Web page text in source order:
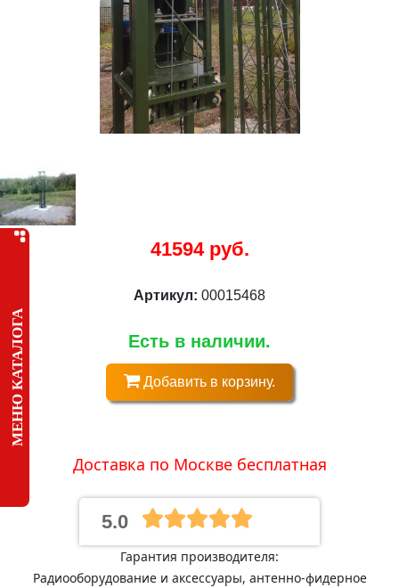
МЕНЮ КАТАЛОГА
41594 руб.
Артикул: 00015468
Есть в наличии.
Добавить в корзину.
Доставка по Москве бесплатная
5.0
Гарантия производителя:
Радиооборудование и аксессуары, антенно-фидерное